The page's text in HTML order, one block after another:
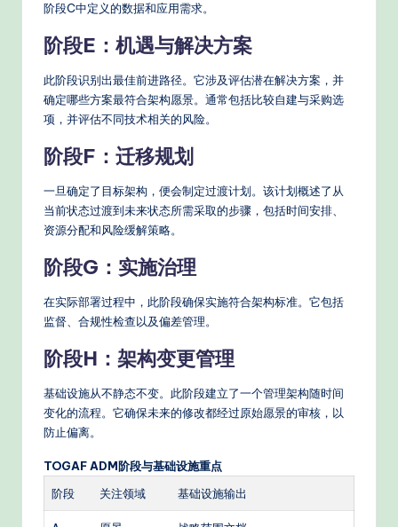
阶段C中定义的数据和应用需求。
阶段E：机遇与解决方案
此阶段识别出最佳前进路径。它涉及评估潜在解决方案，并
确定哪些方案最符合架构愿景。通常包括比较自建与采购选
项，并评估不同技术相关的风险。
阶段F：迁移规划
一旦确定了目标架构，便会制定过渡计划。该计划概述了从
当前状态过渡到未来状态所需采取的步骤，包括时间安排、
资源分配和风险缓解策略。
阶段G：实施治理
在实际部署过程中，此阶段确保实施符合架构标准。它包括
监督、合规性检查以及偏差管理。
阶段H：架构变更管理
基础设施从不静态不变。此阶段建立了一个管理架构随时间
变化的流程。它确保未来的修改都经过原始愿景的审核，以
防止偏离。
TOGAF ADM阶段与基础设施重点
阶段
关注领域 基础设施输出